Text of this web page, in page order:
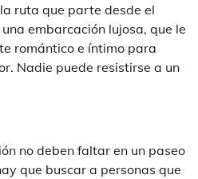
ruta que parte desde el
embarcación lujosa, que le
romántico e íntimo para
Nadie puede resistirse a un
no deben faltar en un paseo
que buscar a personas que